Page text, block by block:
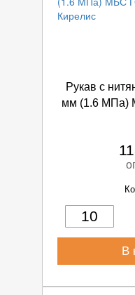
Рукав с
мм (1.6 МПа)
В